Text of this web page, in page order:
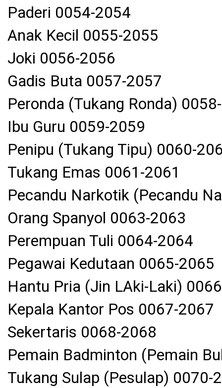
Paderi 0054-2054
Anak Kecil 0055-2055
Joki 0056-2056
Gadis Buta 0057-2057
Peronda (Tukang Ronda)
Ibu Guru 0059-2059
Penipu (Tukang Tipu) 0060-
Tukang Emas 0061-2061
Pecandu Narkotik (Pecandu
Orang Spanyol 0063-2063
Perempuan Tuli 0064-2064
Pegawai Kedutaan 0065-2065
Hantu Pria (Jin LAki-Laki)
Kepala Kantor Pos 0067-2067
Sekertaris 0068-2068
Pemain Badminton (Pemain
Tukang Sulap (Pesulap) 0070-